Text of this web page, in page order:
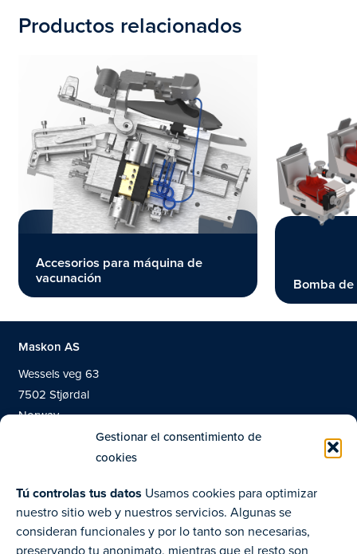
Gestionar el consentimiento de
cookies
Tú controlas tus datos Usamos cookies para optimizar
nuestro sitio web y nuestros servicios. Algunas se
consideran funcionales y por lo tanto son necesarias,
preservando tu anonimato, mientras que el resto son
Productos relacionados
Accesorios para máquina de
vacunación Bomba
Maskon AS
Wessels veg 63
7502 Stjørdal
Norway
+47 748 03 040
Productos
Sobre nosotros